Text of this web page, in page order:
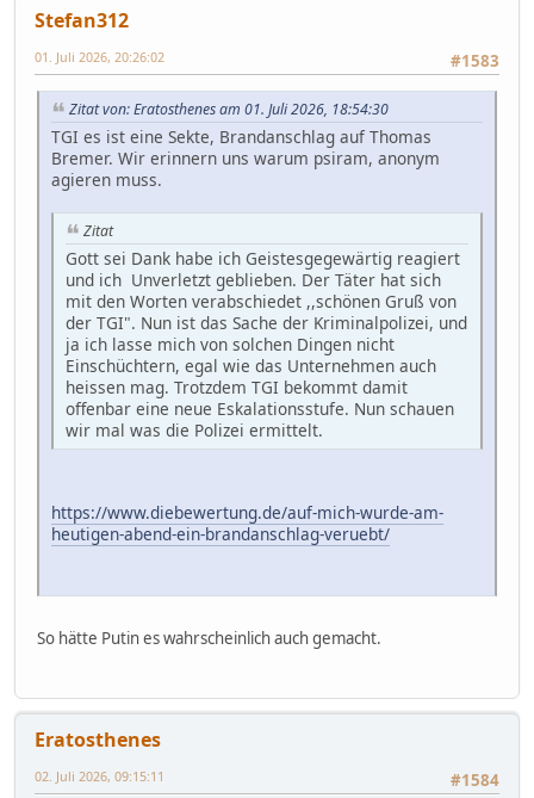
Stefan312
#1583
01. Juli 2026, 20:26:02
Zitat von: Eratosthenes am 01. Juli 2026, 18:54:30
TGI es ist eine Sekte, Brandanschlag auf Thomas
Bremer. Wir erinnern uns warum psiram, anonym
agieren muss.
Zitat
Gott sei Dank habe ich Geistesgegewärtig reagiert
und ich Unverletzt geblieben. Der Täter hat sich
mit den Worten verabschiedet ,,schönen Gruß von
der TGI". Nun ist das Sache der Kriminalpolizei, und
ja ich lasse mich von solchen Dingen nicht
Einschüchtern, egal wie das Unternehmen auch
heissen mag. Trotzdem TGI bekommt damit
offenbar eine neue Eskalationsstufe. Nun schauen
wir mal was die Polizei ermittelt.
https://www.diebewertung.de/auf-mich-wurde-am-
heutigen-abend-ein-brandanschlag-veruebt/
So hätte Putin es wahrscheinlich auch gemacht.
Eratosthenes
#1584
02. Juli 2026, 09:15:11